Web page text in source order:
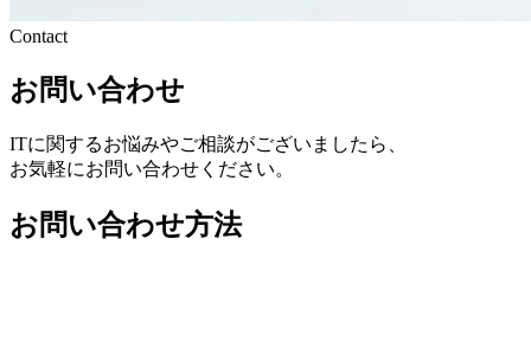
Contact
お問い合わせ
ITに関するお悩みやご相談がございましたら、
お気軽にお問い合わせください。
お問い合わせ方法